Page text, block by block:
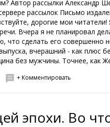
Автор рассылки Александр
рассылок Письмо
дорогие мои
Вчера я не планировал
что сделать его совершенно
вчерашний - как плюс
без мужчины. Точнее, как
+ Комментировать
эпохи. Во